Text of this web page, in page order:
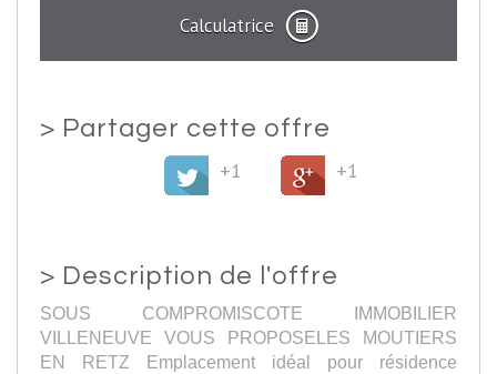
Calculatrice
> Partager cette offre
+1
+1
> Description de l'offre
SOUS COMPROMISCOTE IMMOBILIER
VILLENEUVE VOUS PROPOSELES MOUTIERS
EN RETZ Emplacement idéal pour résidence